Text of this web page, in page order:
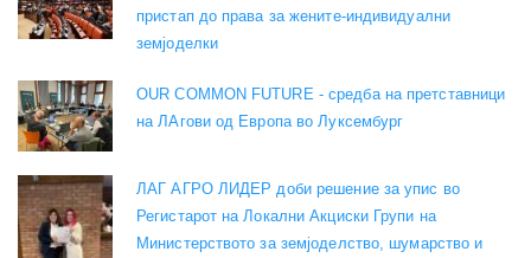
пристап до права за жените-индивидуални
земјоделки
OUR COMMON FUTURE - средба на претставници
на ЛАгови од Европа во Луксембург
ЛАГ АГРО ЛИДЕР доби решение за упис во
Регистарот на Локални Акциски Групи на
Министерството за земјоделство, шумарство и